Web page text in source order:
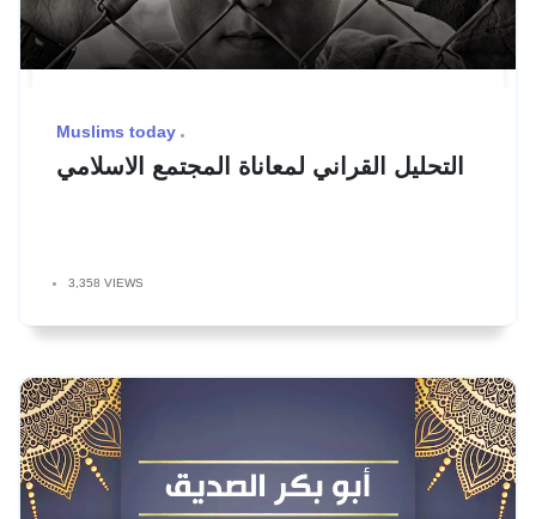
Muslims today
التحليل القراني لمعاناة المجتمع الاسلامي
3,358 VIEWS